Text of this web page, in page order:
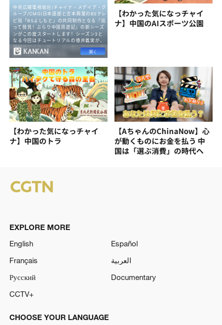
【わかった気になっチャイ
ナ】中国のAIスポーツ公園
【わかった気になっチャイ
ナ】中国のトラ
【AちゃんのChinaNow】心
が動くものにお金を払う 中
国は「選ぶ消費」の時代へ
EXPLORE MORE
English
Español
Français
العربية
Русский
Documentary
CCTV+
CHOOSE YOUR LANGUAGE